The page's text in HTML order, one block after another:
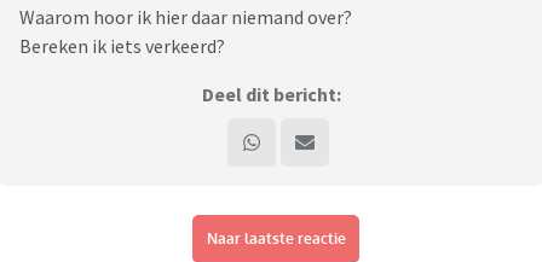
Waarom hoor ik hier daar niemand over?
Bereken ik iets verkeerd?
Deel dit bericht:
Naar laatste reactie